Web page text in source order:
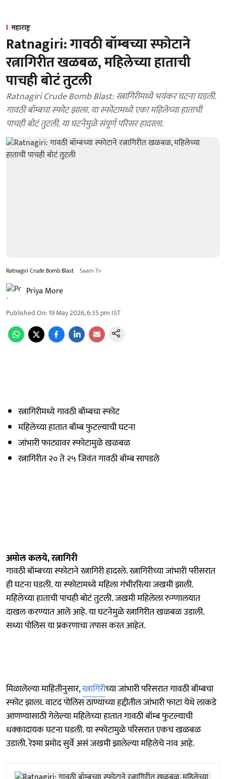
महाराष्ट्र
Ratnagiri: गावठी बॉम्बच्या स्फोटाने
रत्नागिरीत खळबळ, महिलेच्या हाताची
पाचही बोटं तुटली
Ratnagiri Crude Bomb Blast: रत्नागिरीमध्ये भयंकर घटना घडली.
गावठी बॉम्बचा स्फोट झाला. या स्फोटामध्ये एका महिलेच्या हाताची
पाचही बोटं तुटली. या घटनेमुळे संपूर्ण परिसर हादरला.
Ratnagiri Crude Bomb Blast Saam Tv
Priya More
Published On:19 May 2026, 6:35 pm IST
रत्नागिरीमध्ये गावठी बॉम्बचा स्फोट
महिलेच्या हातात बॉम्ब फुटल्याची घटना
जांभारी फाट्यावर स्फोटामुळे खळबळ
रत्नागिरीत २० ते २५ जिवंत गावठी बॉम्ब सापडले
अमोल कलये, रत्नागिरी
गावठी बॉम्बच्या स्फोटाने रत्नागिरी हादरले. रत्नागिरीच्या जांभारी परीसरात
ही घटना घडली. या स्फोटामध्ये महिला गंभीररित्या जखमी झाली.
महिलेच्या हाताची पाचही बोटं तुटली. जखमी महिलेला रुग्णालयात
दाखल करण्यात आले आहे. या घटनेमुळे रत्नागिरीत खळबळ उडाली.
सध्या पोलिस या प्रकरणाचा तपास करत आहेत.
मिळालेल्या माहितीनुसार,रत्नागिरीच्या जांभारी परिसरात गावठी बॉम्बचा
स्फोट झाला. वाटद पोलिस ठाण्याच्या हद्दीतील जांभारी फाटा येथे लाकडे
आणण्यासाठी गेलेल्या महिलेच्या हातात गावठी बॉम्ब फुटल्याची
धक्कादायक घटना घडली. या स्फोटामुळे परिसरात एकच खळबळ
उडाली. रेश्मा प्रमोद सुर्वे असं जखमी झालेल्या महिलेचे नाव आहे.